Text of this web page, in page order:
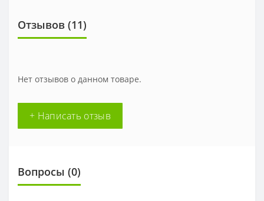
Отзывов (11)
Нет отзывов о данном товаре.
+ Написать отзыв
Вопросы (0)